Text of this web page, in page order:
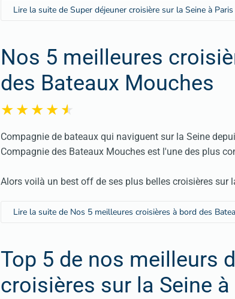
Lire la suite de Super déjeuner croisière sur la Seine à Paris
Nos 5 meilleures
des Bateaux Mouches
Compagnie de bateaux qui naviguent sur la Seine
Compagnie des Bateaux Mouches est l'une des plus
Alors voilà un best off de ses plus belles croisières sur
Lire la suite de Nos 5 meilleures croisières à bord des
Top 5 de nos meilleurs
croisières sur la Seine à